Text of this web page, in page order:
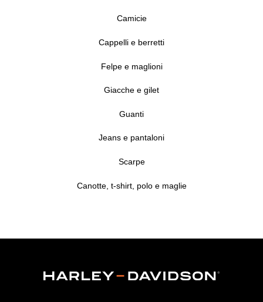
Camicie
Cappelli e berretti
Felpe e maglioni
Giacche e gilet
Guanti
Jeans e pantaloni
Scarpe
Canotte, t-shirt, polo e maglie